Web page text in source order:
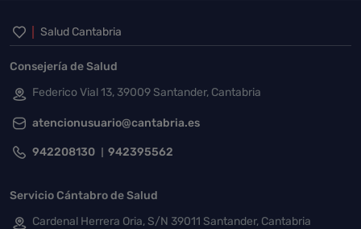
Inicio del pie de página
Salud Cantabria
Consejería de Salud
Federico Vial 13, 39009 Santander, Cantabria
atencionusuario@cantabria.es
942208130 942395562
Servicio Cántabro de Salud
Cardenal Herrera Oria, S/N 39011 Santander, Cantabria